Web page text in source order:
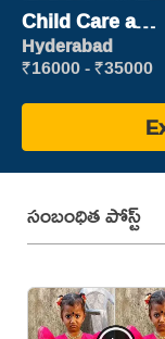
Child Care and
Patient care
Hyderabad
₹16000 - ₹35000
సంబంధిత పోస్ట్